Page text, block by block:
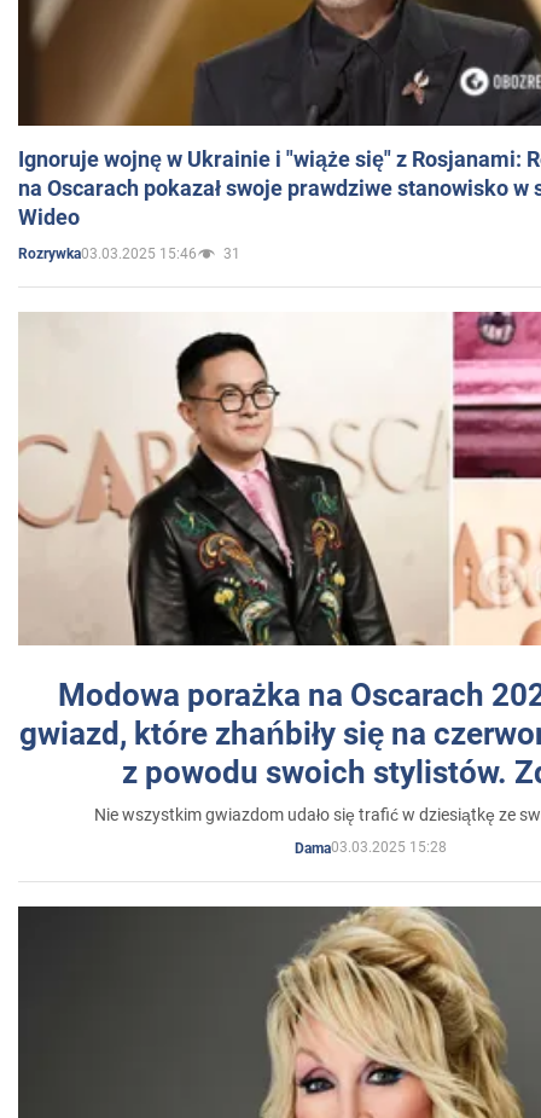
Ignoruje wojnę w Ukrainie i "wiąże się" z Rosjanami:
na Oscarach pokazał swoje prawdziwe stanowisko w
Wideo
Rozrywka03.03.2025 15:46 31
Modowa porażka na Oscarach
gwiazd, które zhańbiły się na
z powodu swoich stylistów.
Nie wszystkim gwiazdom udało się trafić w dziesiątkę ze
Dama03.03.2025 15:28